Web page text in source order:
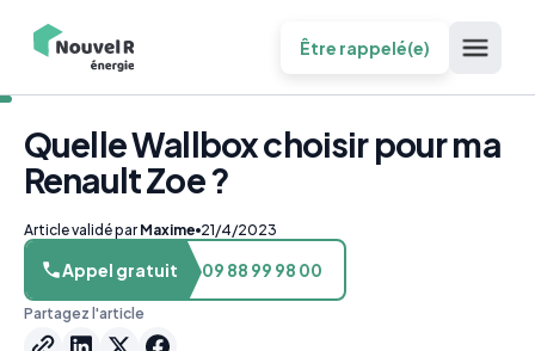
Être rappelé(e)
Quelle Wallbox choisir pour ma
Renault Zoe ?
Article validé par Maxime 21/4/2023
Appel gratuit 09 88 99 98 00
Partagez l'article